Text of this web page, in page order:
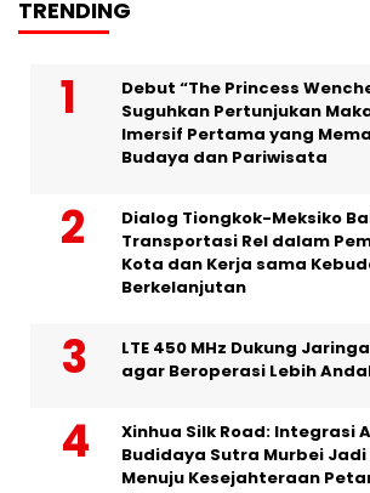
TRENDING
Debut “The Princess
Suguhkan Pertunjukan
Imersif Pertama yang
Budaya dan Pariwisata
Dialog Tiongkok-Meksiko
Transportasi Rel dalam
Kota dan Kerja sama
Berkelanjutan
LTE 450 MHz Dukung
agar Beroperasi Lebih
Xinhua Silk Road: Integrasi
Budidaya Sutra Murbei
Menuju Kesejahteraan